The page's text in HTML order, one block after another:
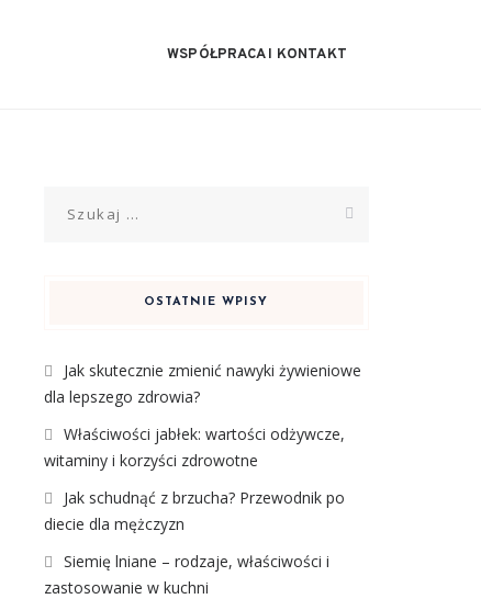
WSPÓŁPRACA I KONTAKT
OSTATNIE WPISY
Jak skutecznie zmienić nawyki żywieniowe
dla lepszego zdrowia?
Właściwości jabłek: wartości odżywcze,
witaminy i korzyści zdrowotne
Jak schudnąć z brzucha? Przewodnik po
diecie dla mężczyzn
Siemię lniane – rodzaje, właściwości i
zastosowanie w kuchni